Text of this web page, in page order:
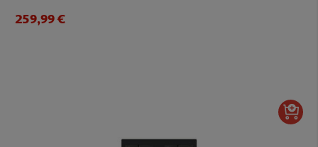
259,99 €